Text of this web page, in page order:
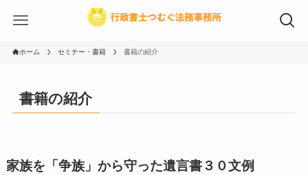
ホーム セミナー・書籍 書籍の紹介
書籍の紹介
家族を「争族」から守った遺言書３０文例